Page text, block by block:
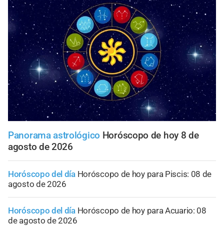
Panorama astrológico Horóscopo de hoy 8 de
agosto de 2026
Horóscopo del día Horóscopo de hoy para Piscis: 08 de
agosto de 2026
Horóscopo del día Horóscopo de hoy para Acuario: 08
de agosto de 2026